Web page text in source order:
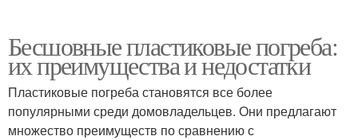
Бесшовные пластиковые погреба:
их преимущества и недостатки
Пластиковые погреба становятся все более
популярными среди домовладельцев. Они предлагают
множество преимуществ по сравнению с